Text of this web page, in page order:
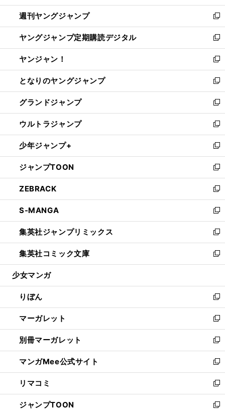
開
く
ウ
で
開
く
ン
ド
ウ
で
開
く
ウ
ィ
ン
ド
ウ
で
開
く
週刊ヤングジャンプ
新
し
い
ウ
ィ
ン
ド
ウ
で
開
く
ヤングジャンプ定期購読デジタル
新
し
い
ウ
ィ
ン
ド
ウ
で
開
く
ヤンジャン！
新
し
い
ウ
ィ
ン
ド
ウ
で
開
く
となりのヤングジャンプ
新
し
い
ウ
ィ
ン
ド
ウ
で
開
く
グランドジャンプ
新
し
い
ウ
ィ
ン
ド
ウ
で
開
く
ウルトラジャンプ
新
し
い
ウ
ィ
ン
ド
ウ
で
開
く
少年ジャンプ+
新
し
い
ウ
ィ
ン
ド
ウ
で
開
く
ジャンプTOON
新
し
い
ウ
ィ
ン
ド
ウ
で
開
ZEBRACK
新
し
い
ウ
ィ
ン
ド
ウ
開
く
S-MANGA
新
し
い
ウ
ィ
ン
ウ
で
開
く
集英社ジャンプリミックス
新
し
い
ウ
ン
ド
ウ
で
開
く
集英社コミック文庫
新
し
ウ
ィ
ン
ド
ウ
で
開
く
少女マンガ
りぼん
新
し
い
ウ
ィ
ン
ド
ウ
で
開
く
マーガレット
新
し
い
ウ
ィ
ン
ド
ウ
で
別冊マーガレット
新
し
い
ウ
ィ
ン
ド
マンガMee公式サイト
新
し
い
ウ
ィ
リマコミ
新
し
い
ジャンプTOON 新